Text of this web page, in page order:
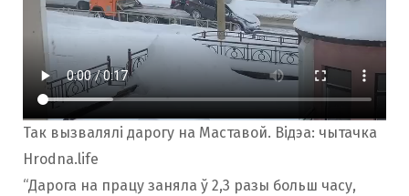
Так вызвалялі дарогу на Маставой. Відэа: чытачка
Hrodna.life
“Дарога на працу заняла ў 2,3 разы больш часу,